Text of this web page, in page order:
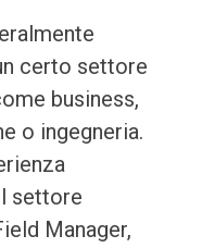
certo settore
business,
o ingegneria.
settore
Manager,